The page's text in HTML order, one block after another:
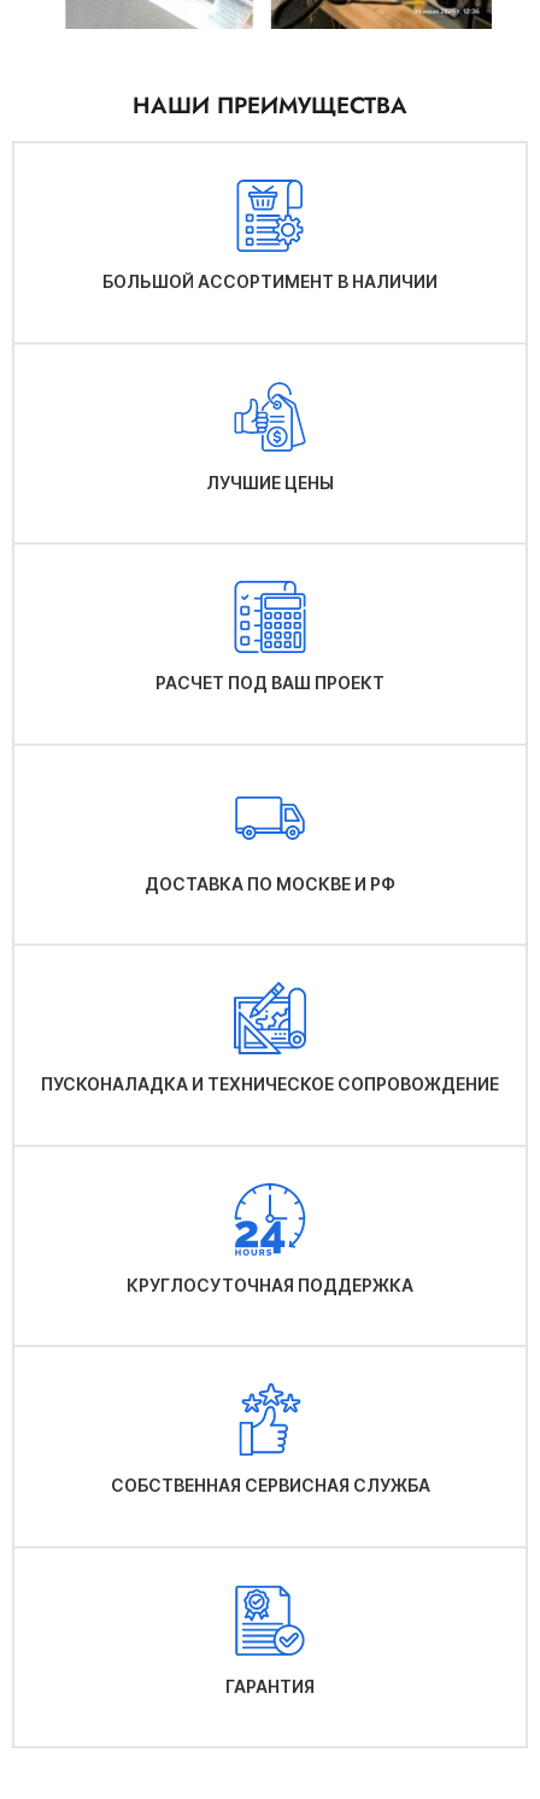
НАШИ ПРЕИМУЩЕСТВА
БОЛЬШОЙ АССОРТИМЕНТ В НАЛИЧИИ
ЛУЧШИЕ ЦЕНЫ
РАСЧЕТ ПОД ВАШ ПРОЕКТ
ДОСТАВКА ПО МОСКВЕ И РФ
ПУСКОНАЛАДКА И ТЕХНИЧЕСКОЕ СОПРОВОЖДЕНИЕ
КРУГЛОСУТОЧНАЯ ПОДДЕРЖКА
СОБСТВЕННАЯ СЕРВИСНАЯ СЛУЖБА
ГАРАНТИЯ